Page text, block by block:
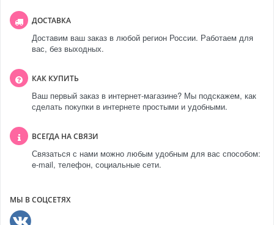
ДОСТАВКА
Доставим ваш заказ в любой регион России. Работаем для
вас, без выходных.
КАК КУПИТЬ
Ваш первый заказ в интернет-магазине? Мы подскажем, как
сделать покупки в интернете простыми и удобными.
ВСЕГДА НА СВЯЗИ
Связаться с нами можно любым удобным для вас способом:
e-mail, телефон, социальные сети.
МЫ В СОЦСЕТЯХ